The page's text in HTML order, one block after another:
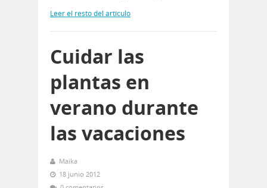
Leer el resto del artículo
Cuidar las
plantas en
verano durante
las vacaciones
Maika
18 junio 2012